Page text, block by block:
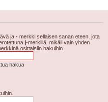
ja - merkki sellaisen sanan eteen, jota
|-merkillä, mikäli vain yhden
osittaisiin hakuihin.
hakua